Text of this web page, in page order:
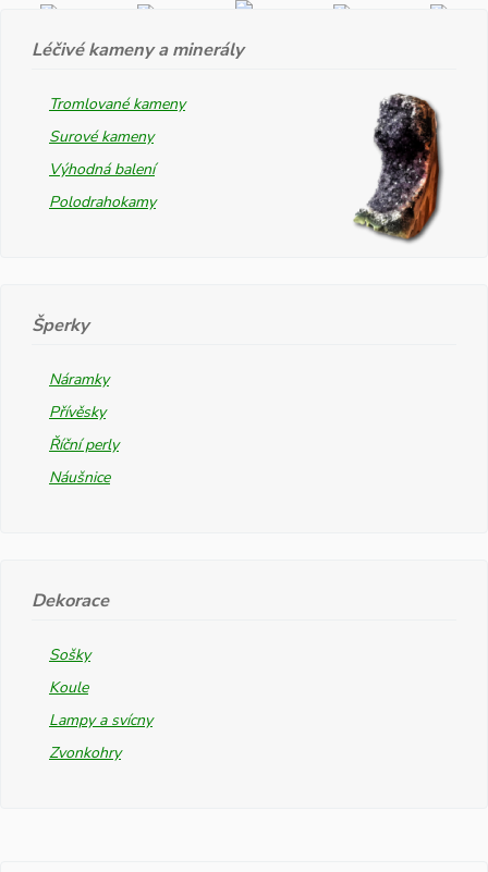
Léčivé kameny a minerály
Tromlované kameny
Surové kameny
Výhodná balení
Polodrahokamy
Šperky
Náramky
Přívěsky
Říční perly
Náušnice
Dekorace
Sošky
Koule
Lampy a svícny
Zvonkohry